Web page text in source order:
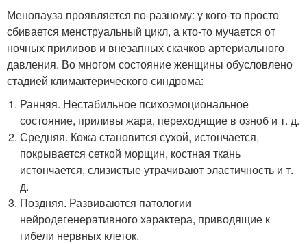
Менопауза проявляется по-разному: у кого-то просто
сбивается менструальный цикл, а кто-то мучается от
ночных приливов и внезапных скачков артериального
давления. Во многом состояние женщины обусловлено
стадией климактерического синдрома:
Ранняя. Нестабильное психоэмоциональное
состояние, приливы жара, переходящие в озноб и т. д.
Средняя. Кожа становится сухой, истончается,
покрывается сеткой морщин, костная ткань
истончается, слизистые утрачивают эластичность и т.
д.
Поздняя. Развиваются патологии
нейродегенеративного характера, приводящие к
гибели нервных клеток.